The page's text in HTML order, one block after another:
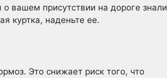
вашем присутствии на дороге знали
куртка, наденьте ее.
Это снижает риск того, что